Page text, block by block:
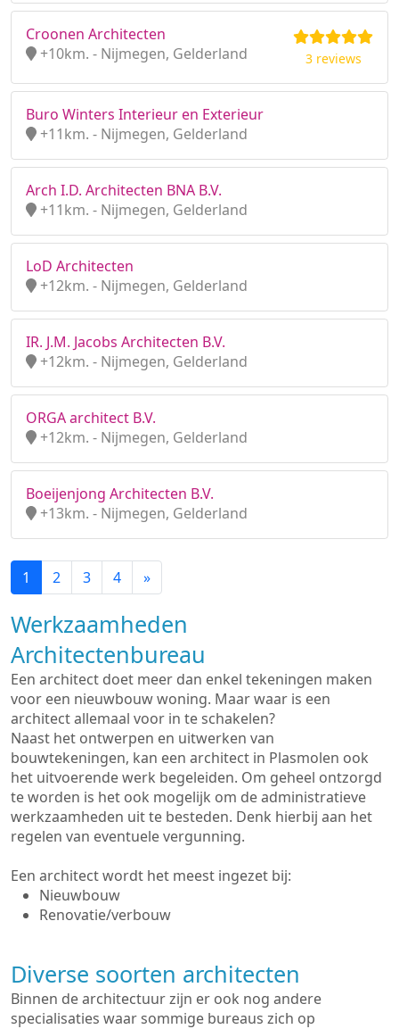
Croonen Architecten
+10km. - Nijmegen, Gelderland
3 reviews
Buro Winters Interieur en Exterieur
+11km. - Nijmegen, Gelderland
Arch I.D. Architecten BNA B.V.
+11km. - Nijmegen, Gelderland
LoD Architecten
+12km. - Nijmegen, Gelderland
IR. J.M. Jacobs Architecten B.V.
+12km. - Nijmegen, Gelderland
ORGA architect B.V.
+12km. - Nijmegen, Gelderland
Boeijenjong Architecten B.V.
+13km. - Nijmegen, Gelderland
1 2 3 4 »
Werkzaamheden
Architectenbureau
Een architect doet meer dan enkel tekeningen maken
voor een nieuwbouw woning. Maar waar is een
architect allemaal voor in te schakelen?
Naast het ontwerpen en uitwerken van
bouwtekeningen, kan een architect in Plasmolen ook
het uitvoerende werk begeleiden. Om geheel ontzorgd
te worden is het ook mogelijk om de administratieve
werkzaamheden uit te besteden. Denk hierbij aan het
regelen van eventuele vergunning.
Een architect wordt het meest ingezet bij:
Nieuwbouw
Renovatie/verbouw
Diverse soorten architecten
Binnen de architectuur zijn er ook nog andere
specialisaties waar sommige bureaus zich op